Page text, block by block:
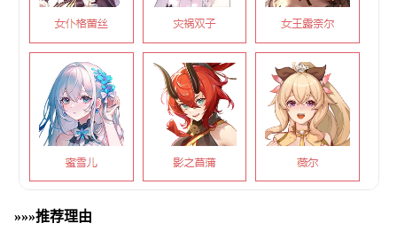
»»»推荐理由